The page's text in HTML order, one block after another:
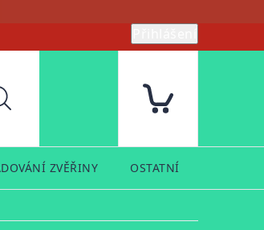
Hledat
ZVĚŘINY OSTATNÍ